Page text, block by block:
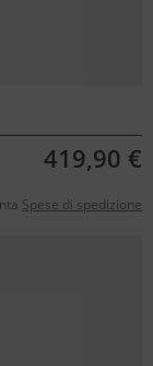
419,90 €
Spese di spedizione